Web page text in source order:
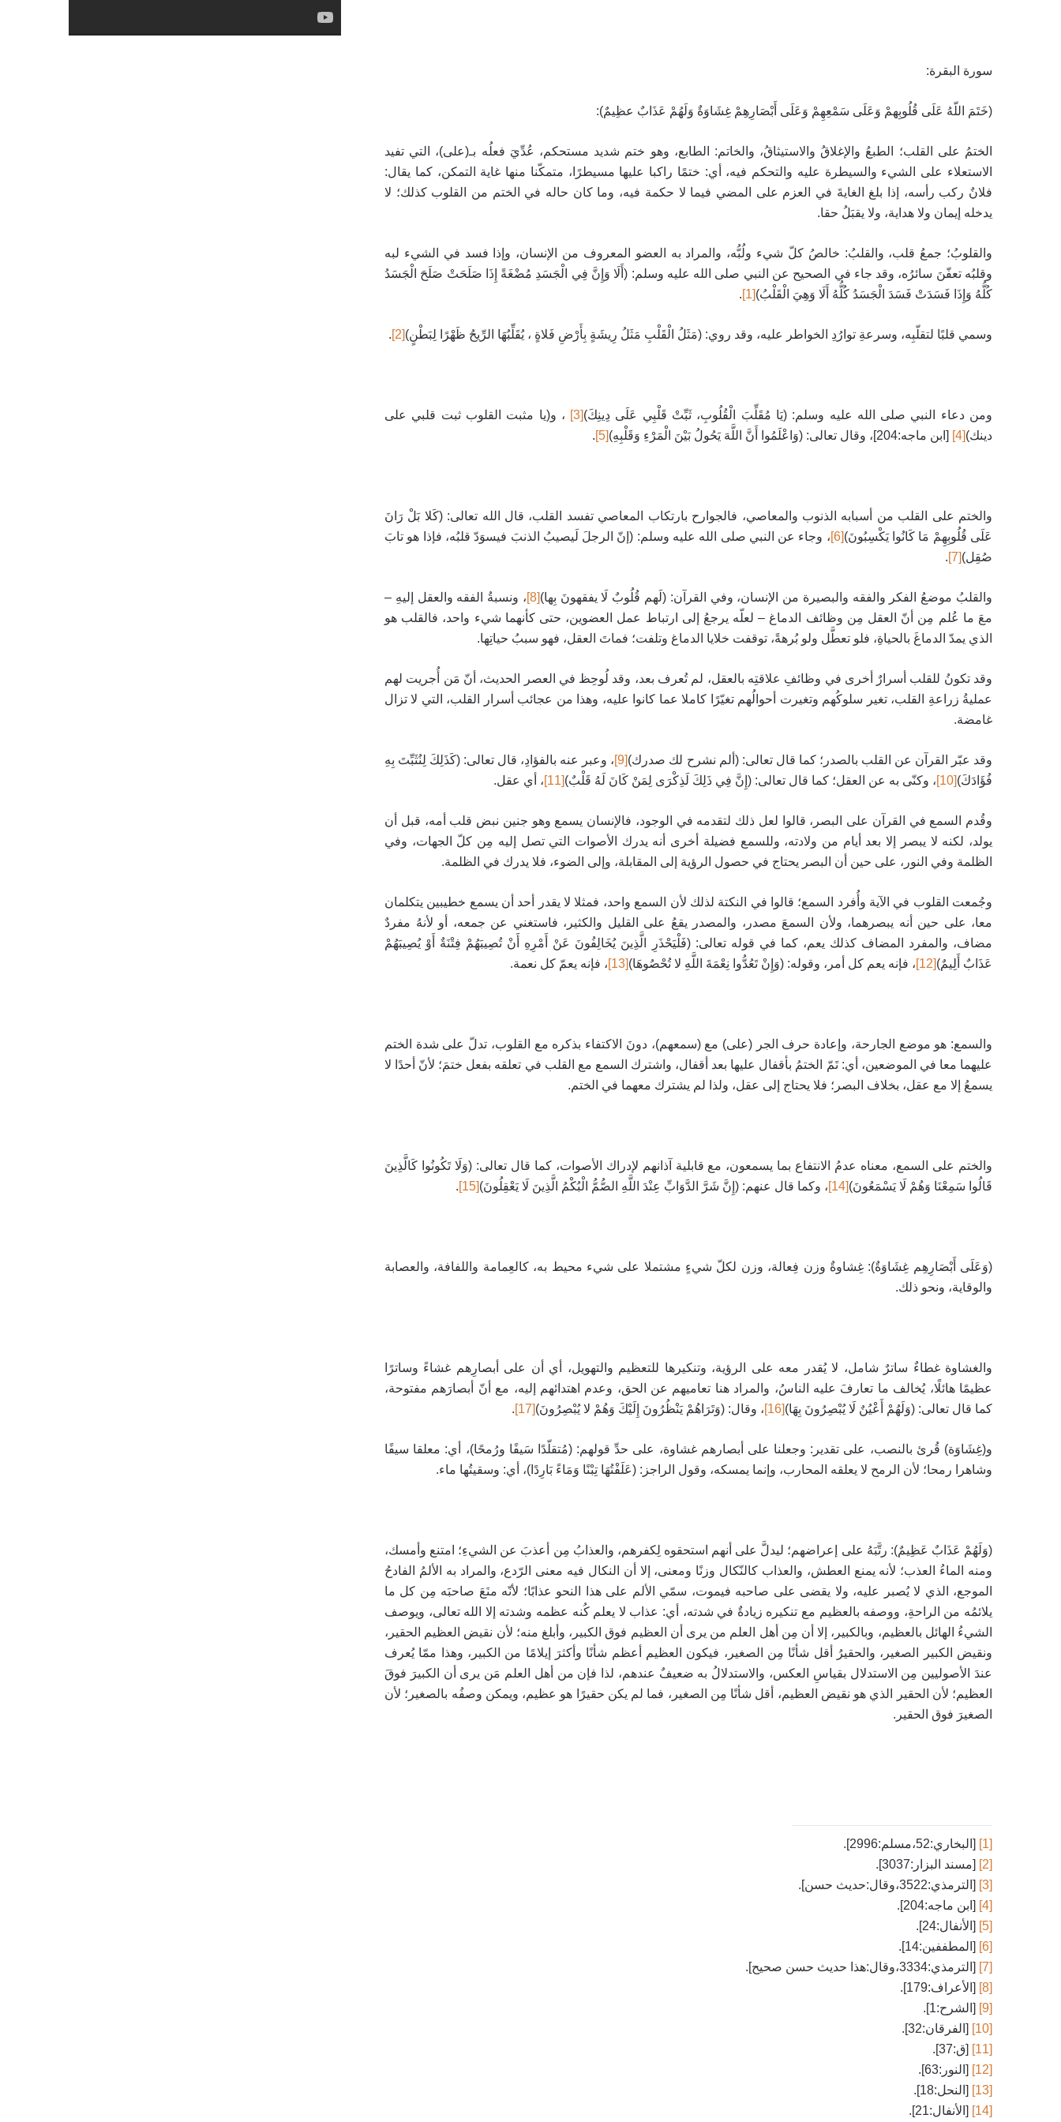
سورة البقرة:
(خَتَمَ اللّهُ عَلَى قُلُوبِهمْ وَعَلَى سَمْعِهِمْ وَعَلَى أَبْصَارِهِمْ غِشَاوَةٌ وَلَهُمْ عَذَابٌ عظِيمٌ):
الختمُ على القلب؛ الطبعُ والإغلاقُ والاستيثاقُ، والخاتم: الطابع، وهو ختم شديد مستحكم، عُدِّيَ فعلُه بـ(على)، التي تفيد
الاستعلاء على الشيء والسيطرة عليه والتحكم فيه، أي: ختمًا راكبا عليها مسيطرًا، متمكّنا منها غاية التمكن، كما يقال:
فلانٌ ركب رأسه، إذا بلغ الغايةَ في العزم على المضي فيما لا حكمة فيه، وما كان حاله في الختم من القلوب كذلك؛ لا
يدخله إيمان ولا هداية، ولا يقبَلُ حقا.
والقلوبُ؛ جمعُ قلب، والقلبُ: خالصُ كلّ شيء ولُبُّه، والمراد به العضو المعروف من الإنسان، وإذا فسد في الشيء لبه
وقلبُه تعفّنَ سائرُه، وقد جاء في الصحيح عن النبي صلى الله عليه وسلم: (أَلَا وَإِنَّ فِي الْجَسَدِ مُضْغَةً إِذَا صَلَحَتْ صَلَحَ الْجَسَدُ
كُلُّهُ وَإِذَا فَسَدَتْ فَسَدَ الْجَسَدُ كُلُّهُ أَلَا وَهِيَ الْقَلْبُ)[1]
.
وسمي قلبًا لتقلّبِه، وسرعةِ توارُدِ الخواطر عليه، وقد روي: (مَثَلُ الْقَلْبِ مَثَلُ رِيشَةٍ بِأَرْضِ فَلاةٍ ، يُقَلِّبُهَا الرِّيحُ ظَهْرًا لِبَطْنٍ)[2]
.
ومن دعاء النبي صلى الله عليه وسلم: (يَا مُقَلِّبَ الْقُلُوبِ، ثَبِّتْ قَلْبِي عَلَى دِينِكَ)[3] ، و(يا مثبت القلوب ثبت قلبي على
دينك)[4] [ابن ماجه:204] ، وقال تعالى: (وَاعْلَمُوا أَنَّ اللَّهَ يَحُولُ بَيْنَ الْمَرْءِ وَقَلْبِهِ)[5]
.
والختم على القلب من أسبابه الذنوب والمعاصي، فالجوارح بارتكاب المعاصي تفسد القلب، قال الله تعالى: (كَلا بَلْ رَانَ
عَلَى قُلُوبِهِمْ مَا كَانُوا يَكْسِبُونَ)[6]، وجاء عن النبي صلى الله عليه وسلم: (إنّ الرجلَ لَيصيبُ الذنبَ فيسوَدّ قلبُه، فإذا هو تابَ
صُقِل)[7]
.
والقلبُ موضعُ الفكر والفقه والبصيرة من الإنسان، وفي القرآن: (لَهم قُلُوبٌ لَا يفقهونَ بِها)[8]، ونسبةُ الفقه والعقل إليهِ –
معَ ما عُلم مِن أنّ العقل مِن وظائف الدماغ – لعلّه يرجعُ إلى ارتباط عمل العضوين، حتى كأنهما شيء واحد، فالقلب هو
الذي يمدّ الدماغَ بالحياةِ، فلو تعطَّل ولو بُرهةً، توقفت خلايا الدماغ وتلفت؛ فماتَ العقل، فهو سببُ حياتِها.
وقد تكونُ للقلب أسرارٌ أخرى في وظائفِ علاقتِه بالعقل، لم تُعرف بعد، وقد لُوحِظ في العصر الحديث، أنّ مَن أُجريت لهم
عمليةُ زراعةِ القلب، تغير سلوكُهم وتغيرت أحوالُهم تغيّرًا كاملا عما كانوا عليه، وهذا من عجائب أسرار القلب، التي لا تزال
غامضة.
وقد عبّر القرآن عن القلب بالصدر؛ كما قال تعالى: (ألم نشرح لك صدرك)[9]، وعبر عنه بالفؤادِ، قال تعالى: (كَذَلِكَ لِنُثَبِّتَ بِهِ
فُؤَادَكَ)[10]، وكنّى به عن العقل؛ كما قال تعالى: (إِنَّ فِي ذَلِكَ لَذِكْرَى لِمَنْ كَانَ لَهُ قَلْبٌ)[11]، أي عقل.
وقُدم السمع في القرآن على البصر، قالوا لعل ذلك لتقدمه في الوجود، فالإنسان يسمع وهو جنين نبض قلب أمه، قبل أن
يولد، لكنه لا يبصر إلا بعد أيام من ولادته، وللسمع فضيلة أخرى أنه يدرك الأصوات التي تصل إليه مِن كلّ الجهات، وفي
الظلمة وفي النور، على حين أن البصر يحتاج في حصول الرؤية إلى المقابلة، وإلى الضوء، فلا يدرك في الظلمة.
وجُمعت القلوب في الآية وأُفرد السمع؛ قالوا في النكتة لذلك لأن السمع واحد، فمثلا لا يقدر أحد أن يسمع خطيبين يتكلمان
معا، على حين أنه يبصرهما، ولأن السمعَ مصدر، والمصدر يقعُ على القليل والكثير، فاستغني عن جمعه، أو لأنهُ مفردٌ
مضاف، والمفرد المضاف كذلك يعم، كما في قوله تعالى: (فَلْيَحْذَرِ الَّذِينَ يُخَالِفُونَ عَنْ أَمْرِهِ أَنْ تُصِيبَهُمْ فِتْنَةٌ أَوْ يُصِيبَهُمْ
عَذَابٌ أَلِيمٌ)[12]، فإنه يعم كل أمر، وقوله: (وَإِنْ تَعُدُّوا نِعْمَةَ اللَّهِ لا تُحْصُوهَا)[13]، فإنه يعمّ كل نعمة.
والسمع: هو موضع الجارحة، وإعادة حرف الجر (على) مع (سمعهم)، دونَ الاكتفاء بذكره مع القلوب، تدلّ على شدة الختم
عليهما معا في الموضعين، أي: تَمّ الختمُ بأقفال عليها بعد أقفال، واشترك السمع مع القلب في تعلقه بفعل ختمَ؛ لأنّ أحدًا لا
يسمعُ إلا مع عقل، بخلاف البصر؛ فلا يحتاج إلى عقل، ولذا لم يشترك معهما في الختم.
والختم على السمع، معناه عدمُ الانتفاع بما يسمعون، مع قابلية آذانهم لإدراك الأصوات، كما قال تعالى: (وَلَا تَكُونُوا كَالَّذِينَ
قَالُوا سَمِعْنَا وَهُمْ لَا يَسْمَعُونَ)[14]، وكما قال عنهم: (إِنَّ شَرَّ الدَّوَابِّ عِنْدَ اللَّهِ الصُّمُّ الْبُكْمُ الَّذِينَ لَا يَعْقِلُونَ)[15]
.
(وَعَلَى أَبْصَارِهِم غِشَاوَةٌ): غِشاوةٌ وزن فِعالة، وزن لكلّ شيءٍ مشتملا على شيء محيط به، كالعِمامة واللفافة، والعصابة
والوقاية، ونحو ذلك.
والغشاوة غطاءٌ ساترٌ شامل، لا يُقدر معه على الرؤية، وتنكيرها للتعظيم والتهويل، أي أن على أبصارِهم غشاءً وساترًا
عظيمًا هائلًا، يُخالف ما تعارفَ عليه الناسُ، والمراد هنا تعاميهم عن الحق، وعدم اهتدائهم إليه، مع أنّ أبصارَهم مفتوحة،
كما قال تعالى: (وَلَهُمْ أَعْيُنٌ لَا يُبْصِرُونَ بِهَا)[16]، وقال: (وَتَرَاهُمْ يَنْظُرُونَ إِلَيْكَ وَهُمْ لا يُبْصِرُونَ)[17]
.
و(غِشَاوَة) قُرئ بالنصب، على تقدير: وجعلنا على أبصارهم غشاوة، على حدِّ قولهم: (مُتقلّدًا سَيفًا ورُمحًا)، أي: معلقا سيفًا
وشاهرا رمحا؛ لأن الرمح لا يعلقه المحارب، وإنما يمسكه، وقول الراجز: (عَلَفْتُهَا تِبْنًا وَمَاءً بَارِدًا)، أي: وسقيتُها ماء.
(وَلَهُمْ عَذَابٌ عَظِيمٌ): رتَّبَهُ على إعراضهم؛ ليدلَّ على أنهم استحقوه لِكفرهم، والعذابُ مِن أعذبَ عن الشيءِ؛ امتنع وأمسك،
ومنه الماءُ العذب؛ لأنه يمنع العطش، والعذاب كالنّكال وزنًا ومعنى، إلا أن النكال فيه معنى الرّدع، والمراد به الألمُ الفادحُ
الموجع، الذي لا يُصبر عليه، ولا يقضى على صاحبه فيموت، سمّي الألم على هذا النحو عذابًا؛ لأنّه منَعَ صاحبَه مِن كل ما
يلائمُه من الراحةِ، ووصفه بالعظيم مع تنكيره زيادةٌ في شدته، أي: عذاب لا يعلم كُنه عظمه وشدته إلا الله تعالى، ويوصف
الشيءُ الهائل بالعظيم، وبالكبير، إلا أن مِن أهل العلم من يرى أن العظيم فوق الكبير، وأبلغ منه؛ لأن نقيض العظيم الحقير،
ونقيض الكبير الصغير، والحقيرُ أقل شأنًا مِن الصغير، فيكون العظيم أعظم شأنًا وأكثرَ إيلامًا من الكبير، وهذا ممّا يُعرف
عندَ الأصوليين مِن الاستدلال بقياسِ العكس، والاستدلالُ به ضعيفٌ عندهم، لذا فإن من أهل العلم مَن يرى أن الكبيرَ فوقَ
العظيم؛ لأن الحقير الذي هو نقيض العظيم، أقل شأنًا مِن الصغير، فما لم يكن حقيرًا هو عظيم، ويمكن وصفُه بالصغير؛ لأن
الصغيرَ فوق الحقير.
[1] [البخاري:52،مسلم:2996].
[2] [مسند البزار:3037].
[3] [الترمذي:3522،وقال:حديث حسن].
[4] [ابن ماجه:204].
[5] [الأنفال:24].
[6] [المطففين:14].
[7] [الترمذي:3334،وقال:هذا حديث حسن صحيح].
[8] [الأعراف:179].
[9] [الشرح:1].
[10] [الفرقان:32].
[11] [ق:37].
[12] [النور:63].
[13] [النحل:18].
[14] [الأنفال:21].